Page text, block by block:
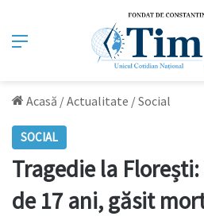
Meniu
Acasă /Actualitate /Social
SOCIAL
Tragedie la
de 17 ani, găsit